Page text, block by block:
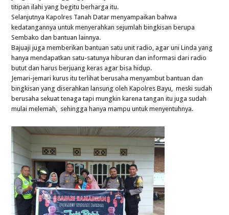
titipan ilahi yang begitu berharga itu.
Selanjutnya Kapolres Tanah Datar menyampaikan bahwa
kedatangannya untuk menyerahkan sejumlah bingkisan berupa
Sembako dan bantuan lainnya.
Bajuaji juga memberikan bantuan satu unit radio, agar uni Linda yang
hanya mendapatkan satu-satunya hiburan dan informasi dari radio
butut dan harus berjuang keras agar bisa hidup.
Jemari-jemari kurus itu terlihat berusaha menyambut bantuan dan
bingkisan yang diserahkan lansung oleh Kapolres Bayu, meski sudah
berusaha sekuat tenaga tapi mungkin karena tangan itu juga sudah
mulai melemah, sehingga hanya mampu untuk menyentuhnya.